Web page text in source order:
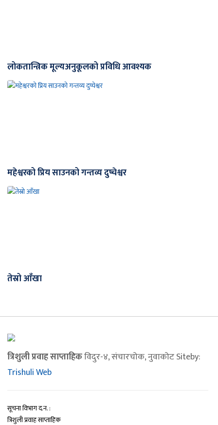
लोकतान्त्रिक मूल्यअनुकूलको प्रविधि आवश्यक
महेश्वरको प्रिय साउनको गन्तव्य दुप्चेश्वर
तेस्रो आँखा
त्रिशुली प्रवाह साप्ताहिकविदुर-४, संचारचोक, नुवाकोट Siteby:
Trishuli Web
सूचना विभाग द.न. :
त्रिशुली प्रवाह साप्ताहिक